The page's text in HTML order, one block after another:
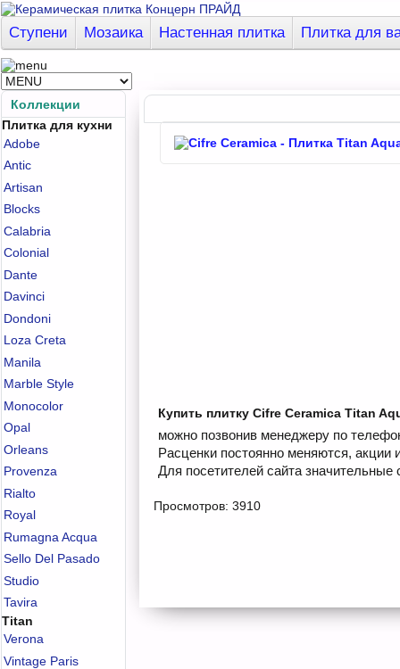
Ступени Мозаика Настенная плитка Плитка для
Коллекции
Плитка для кухни
Adobe
Antic
Artisan
Blocks
Calabria
Colonial
Dante
Davinci
Dondoni
Loza Creta
Manila
Marble Style
Monocolor
Opal
Orleans
Provenza
Rialto
Royal
Rumagna Acqua
Sello Del Pasado
Studio
Tavira
Titan
Verona
Vintage Paris
Купить плитку Cifre Ceramica Titan
можно позвонив менеджеру по
Расценки постоянно меняются, акции
Для посетителей сайта
Просмотров: 3910